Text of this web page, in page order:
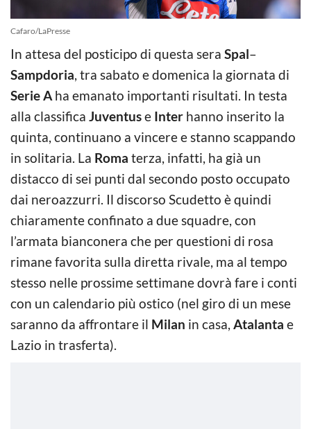
Cafaro/LaPresse
In attesa del posticipo di questa sera Spal–
Sampdoria, tra sabato e domenica la giornata di
Serie A ha emanato importanti risultati. In testa
alla classifica Juventuse Inter hanno inserito la
quinta, continuano a vincere e stanno scappando
in solitaria. La Roma terza, infatti, ha già un
distacco di sei punti dal secondo posto occupato
dai neroazzurri. Il discorso Scudetto è quindi
chiaramente confinato a due squadre, con
l’armata bianconera che per questioni di rosa
rimane favorita sulla diretta rivale, ma al tempo
stesso nelle prossime settimane dovrà fare i conti
con un calendario più ostico (nel giro di un mese
saranno da affrontare il Milan in casa, Atalanta e
Lazio in trasferta).